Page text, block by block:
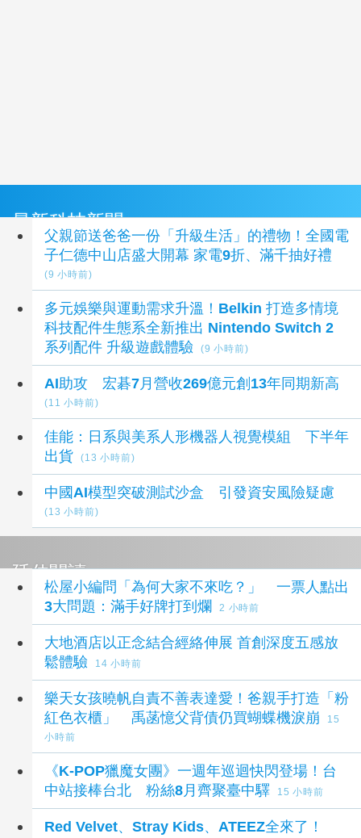
最新科技新聞
父親節送爸爸一份「升級生活」的禮物！全國電
子仁德中山店盛大開幕 家電9折、滿千抽好禮
(9 小時前)
多元娛樂與運動需求升溫！Belkin 打造多情境
科技配件生態系全新推出 Nintendo Switch 2
系列配件 升級遊戲體驗
(9 小時前)
AI助攻 宏碁7月營收269億元創13年同期新高
(11 小時前)
佳能：日系與美系人形機器人視覺模組 下半年
出貨
(13 小時前)
中國AI模型突破測試沙盒 引發資安風險疑慮
(13 小時前)
延伸閱讀
松屋小編問「為何大家不來吃？」 一票人點出
3大問題：滿手好牌打到爛
2 小時前
大地酒店以正念結合經絡伸展 首創深度五感放
鬆體驗
14 小時前
樂天女孩曉帆自責不善表達愛！爸親手打造「粉
紅色衣櫃」 禹菡憶父背債仍買蝴蝶機淚崩
15
小時前
《K-POP獵魔女團》一週年巡迴快閃登場！台
中站接棒台北 粉絲8月齊聚臺中驛
15 小時前
Red Velvet、Stray Kids、ATEEZ全來了！